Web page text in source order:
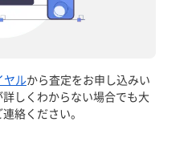
ヤルから査定をお申し込みい
しくわからない場合でも大
絡ください。